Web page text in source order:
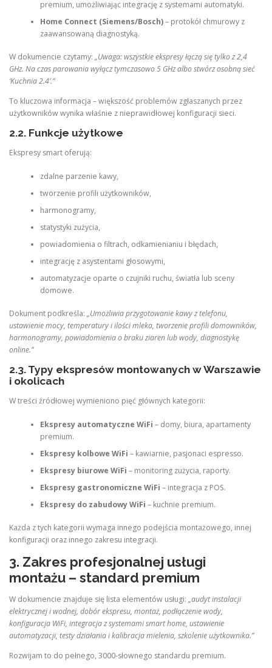
premium, umożliwiając integrację z systemami automatyki.
Home Connect (Siemens/Bosch)– protokół chmurowy z
zaawansowaną diagnostyką.
W dokumencie czytamy: „Uwaga: wszystkie ekspresy łączą się tylko z 2,4
GHz. Na czas parowania wyłącz tymczasowo 5 GHz albo stwórz osobną sieć
‘Kuchnia 2.4’.”
To kluczowa informacja – większość problemów zgłaszanych przez
użytkowników wynika właśnie z nieprawidłowej konfiguracji sieci.
2.2. Funkcje użytkowe
Ekspresy smart oferują:
zdalne parzenie kawy,
tworzenie profili użytkowników,
harmonogramy,
statystyki zużycia,
powiadomienia o filtrach, odkamienianiu i błędach,
integrację z asystentami głosowymi,
automatyzacje oparte o czujniki ruchu, światła lub sceny
domowe.
Dokument podkreśla: „Umożliwia przygotowanie kawy z telefonu,
ustawienie mocy, temperatury i ilości mleka, tworzenie profili domowników,
harmonogramy, powiadomienia o braku ziaren lub wody, diagnostykę
online.”
2.3. Typy ekspresów montowanych w Warszawie
i okolicach
W treści źródłowej wymieniono pięć głównych kategorii:
Ekspresy automatyczne WiFi – domy, biura, apartamenty
premium.
Ekspresy kolbowe WiFi – kawiarnie, pasjonaci espresso.
Ekspresy biurowe WiFi – monitoring zużycia, raporty.
Ekspresy gastronomiczne WiFi – integracja z POS.
Ekspresy do zabudowy WiFi – kuchnie premium.
Każda z tych kategorii wymaga innego podejścia montażowego, innej
konfiguracji oraz innego zakresu integracji.
3. Zakres profesjonalnej usługi
montażu – standard premium
W dokumencie znajduje się lista elementów usługi: „audyt instalacji
elektrycznej i wodnej, dobór ekspresu, montaż, podłączenie wody,
konfiguracja WiFi, integracja z systemami smart home, ustawienie
automatyzacji, testy działania i kalibracja mielenia, szkolenie użytkownika.”
Rozwijam to do pełnego, 3000‑słownego standardu premium.